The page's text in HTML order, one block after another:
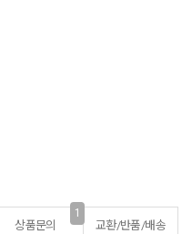
상품문의
1
교환/반품/배송